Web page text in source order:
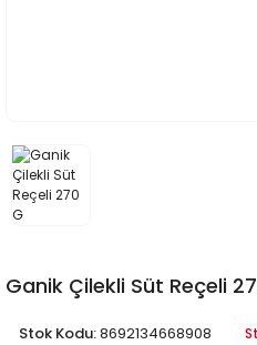
Ganik Çilekli Süt Reçeli
Stok Kodu:8692134668908